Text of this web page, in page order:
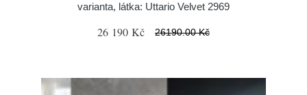
varianta, látka: Uttario Velvet 2969
26 190 Kč 26190.00 Kč